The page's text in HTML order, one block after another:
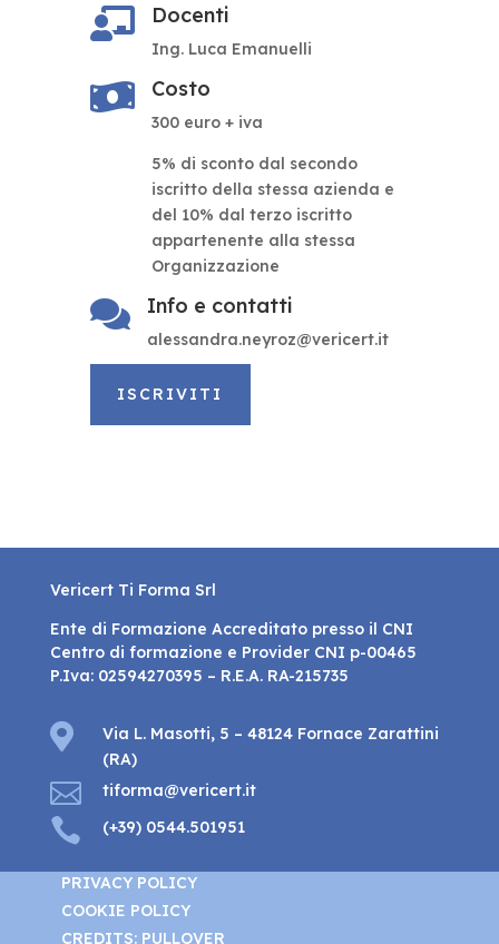
 Docenti
Ing. Luca Emanuelli
 Costo
300 euro + iva
5% di sconto dal secondo
iscritto della stessa azienda e
del 10% dal terzo iscritto
appartenente alla stessa
Organizzazione
 Info e contatti
alessandra.neyroz@vericert.it
ISCRIVITI
Vericert Ti Forma Srl
Ente di Formazione Accreditato presso il CNI
Centro di formazione e Provider CNI p-00465
P.Iva: 02594270395 – R.E.A. RA-215735

Via L. Masotti, 5 – 48124 Fornace Zarattini
(RA)
 tiforma@vericert.it
 (+39) 0544.501951
PRIVACY POLICY
COOKIE POLICY
CREDITS: PULLOVER